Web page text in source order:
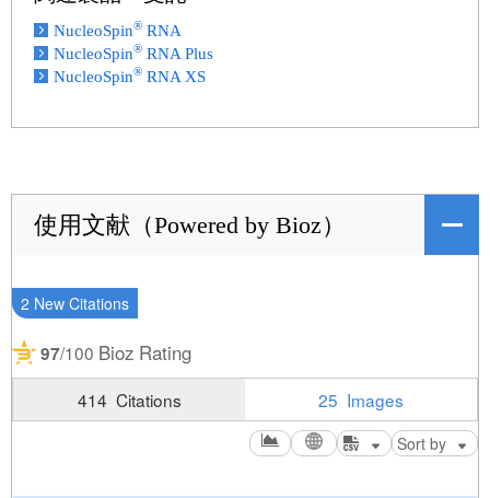
NucleoSpin® RNA
NucleoSpin® RNA Plus
NucleoSpin® RNA XS
使用文献（Powered by Bioz）